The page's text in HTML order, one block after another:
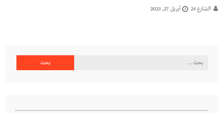
الشارع 24 أبريل 27, 2023
البحث